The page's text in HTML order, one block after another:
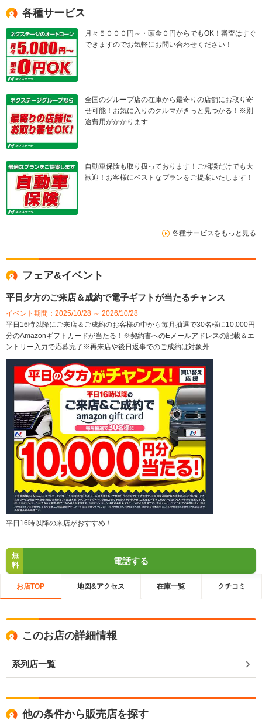
各種サービス
月々５０００円～・頭金０円からでもOK！審査はすぐ
できますのでお気軽にお問い合わせください！
全国のグループ店の在庫から最寄りの店舗にお取り寄
せ可能！お気に入りのクルマがきっと見つかる！※別
途費用がかかります
自動車保険も取り扱っております！ご相談だけでも大
歓迎！お客様にベストなプランをご提案いたします！
各種サービスをもっと見る
フェア&イベント
平日夕方のご来店＆成約で電子ギフトが当たるチャンス
イベント期間：2025/10/28 ～ 2026/10/28
平日16時以降にご来店＆ご成約のお客様の中から毎月抽選で30名様に10,000円
分のAmazonギフトカードが当たる！※契約書へのEメールアドレスの記載＆エ
ントリー入力で応募完了※再来店や後日返事でのご成約は対象外
平日16時以降の来店がおすすめ！
無
料
電話する
お店TOP 地図&アクセス 在庫一覧 クチコミ
このお店の詳細情報
系列店一覧
他の条件から販売店を探す